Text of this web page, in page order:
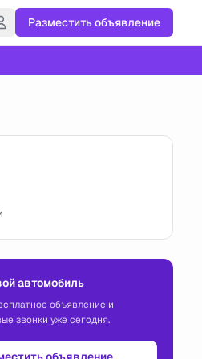
Разместить объявление
автомобиль
объявление и
звонки уже сегодня.